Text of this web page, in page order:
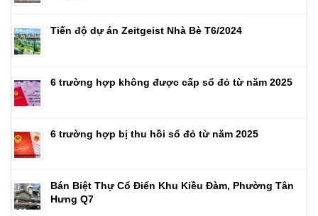
Tiến độ dự án Zeitgeist Nhà Bè T6/2024
6 trường hợp không được cấp sổ đỏ từ năm 2025
6 trường hợp bị thu hồi sổ đỏ từ năm 2025
Bán Biệt Thự Cổ Điển Khu Kiều Đàm, Phường Tân
Hưng Q7